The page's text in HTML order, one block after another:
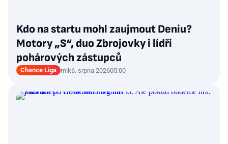
Kdo na startu mohl zaujmout Deniu?
Motory „S“, duo Zbrojovky i lídři
pohárových zástupců
Chance Liga mik6. srpna 202605:00